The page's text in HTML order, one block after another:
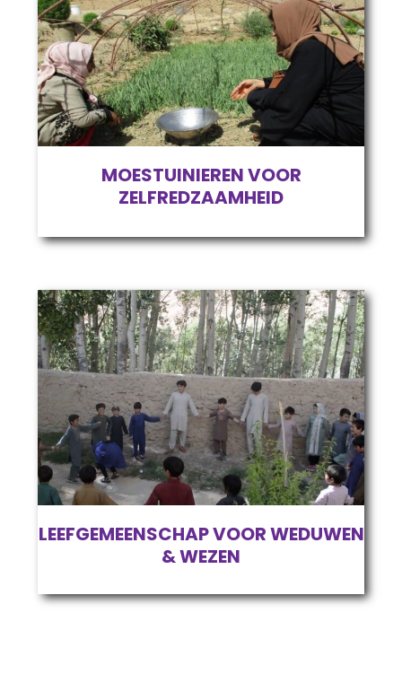
MOESTUINIEREN VOOR
ZELFREDZAAMHEID
LEEFGEMEENSCHAP VOOR WEDUWEN
& WEZEN